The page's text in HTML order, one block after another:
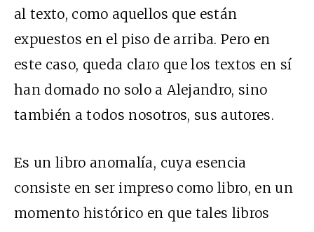
al texto, como aquellos que están
expuestos en el piso de arriba. Pero en
este caso, queda claro que los textos en sí
han domado no solo a Alejandro, sino
también a todos nosotros, sus autores.
Es un libro anomalía, cuya esencia
consiste en ser impreso como libro, en un
momento histórico en que tales libros